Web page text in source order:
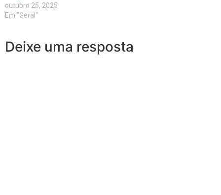
outubro 25, 2025
Em "Geral"
Deixe uma resposta